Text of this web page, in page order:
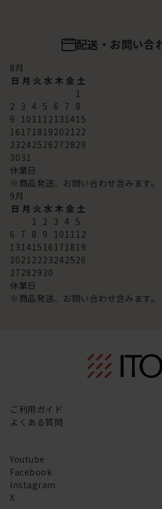
配送・お問い合
8月
日 月 火 水 木 金 土
1
2 3 4 5 6 7 8
9 101112131415
16171819202122
23242526272829
3031
休業日
※商品発送、お問い合わせ含みます。
9月
日 月 火 水 木 金 土
1 2 3 4 5
6 7 8 9 101112
13141516171819
20212223242526
27282930
休業日
※商品発送、お問い合わせ含みます。
ご利用ガイド
よくある質問
Youtube
Facebook
Instagram
X